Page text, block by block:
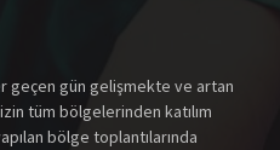
geçen gün gelişmekte ve artan
tüm bölgelerinden katılım
bölge toplantılarında